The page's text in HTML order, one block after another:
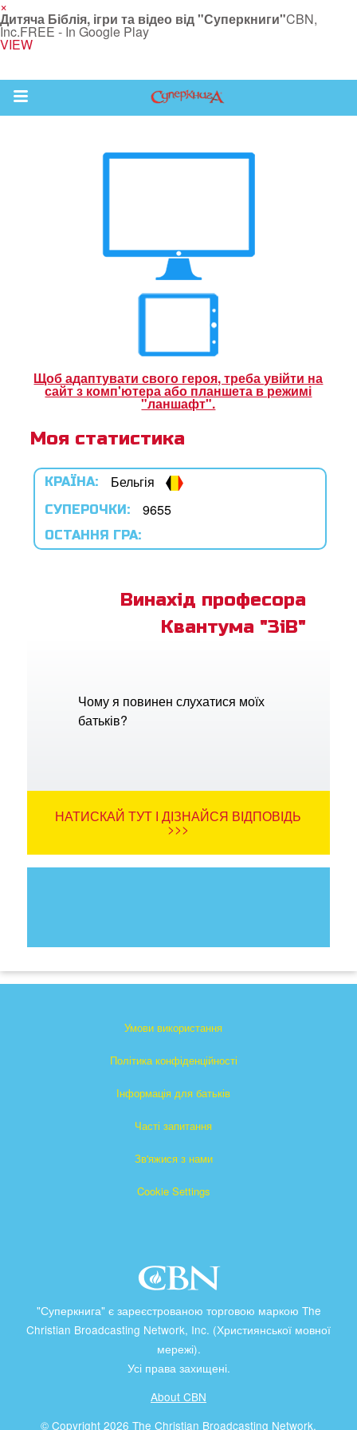
×
Дитяча Біблія, ігри та відео від "Суперкниги"CBN,
Inc.FREE - In Google Play
VIEW
Return to Content
"Суперкнига"
Щоб адаптувати свого героя, треба увійти на
сайт з комп'ютера або планшета в режимі
"ланшафт".
Моя статистика
КРАЇНА: Бельгія
СУПЕРОЧКИ: 9655
ОСТАННЯ ГРА:
Винахід професора
Квантума "ЗіВ"
Чому я повинен слухатися моїх
батьків?
НАТИСКАЙ ТУТ І ДІЗНАЙСЯ ВІДПОВІДЬ
>>>
Умови використання
Політика конфіденційності
Інформація для батьків
Часті запитання
Зв'яжися з нами
Cookie Settings
"Суперкнига" є зареєстрованою торговою маркою The
Christian Broadcasting Network, Inc. (Християнської мовної
мережі).
Усі права захищені.
About CBN
© Copyright 2026 The Christian Broadcasting Network.